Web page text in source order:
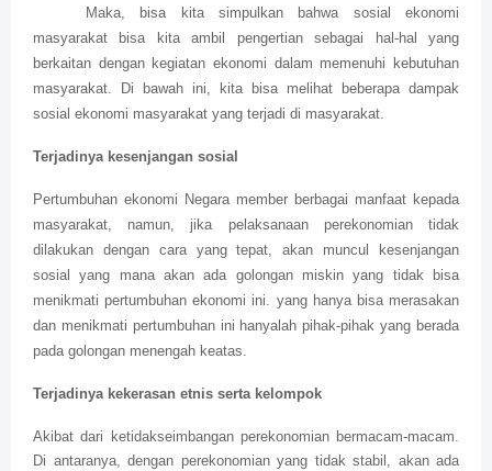
Maka, bisa kita simpulkan bahwa sosial ekonomi
masyarakat bisa kita ambil pengertian sebagai hal-hal yang
berkaitan dengan kegiatan ekonomi dalam memenuhi kebutuhan
masyarakat. Di bawah ini, kita bisa melihat beberapa dampak
sosial ekonomi masyarakat yang terjadi di masyarakat.
Terjadinya kesenjangan sosial
Pertumbuhan ekonomi Negara member berbagai manfaat kepada
masyarakat, namun, jika pelaksanaan perekonomian tidak
dilakukan dengan cara yang tepat, akan muncul kesenjangan
sosial yang mana akan ada golongan miskin yang tidak bisa
menikmati pertumbuhan ekonomi ini. yang hanya bisa merasakan
dan menikmati pertumbuhan ini hanyalah pihak-pihak yang berada
pada golongan menengah keatas.
Terjadinya kekerasan etnis serta kelompok
Akibat dari ketidakseimbangan perekonomian bermacam-macam.
Di antaranya, dengan perekonomian yang tidak stabil, akan ada